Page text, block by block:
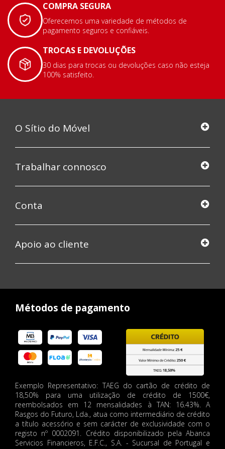
COMPRA SEGURA
Oferecemos uma variedade de métodos de
pagamento seguros e confiáveis.
TROCAS E DEVOLUÇÕES
30 dias para trocas ou devoluções caso não esteja
100% satisfeito.
O Sítio do Móvel
Trabalhar connosco
Conta
Apoio ao cliente
Métodos de pagamento
Exemplo Representativo: TAEG do cartão de crédito de
18,50% para uma utilização de crédito de 1500€,
reembolsados em 12 mensalidades à TAN: 16.43%. A
Rasgos do Futuro, Lda., atua como intermediário de crédito
a título acessório e sem carácter de exclusividade com o
registo nº 0002091. Crédito disponibilizado pela Abanca
Servicios Financieros, E.F.C., S.A. - Sucursal de Portugal e